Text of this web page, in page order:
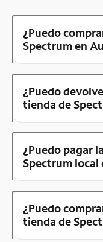
¿Puedo
Spectrum en
¿Puedo
tienda de
¿Puedo pagar
Spectrum
¿Puedo
tienda de